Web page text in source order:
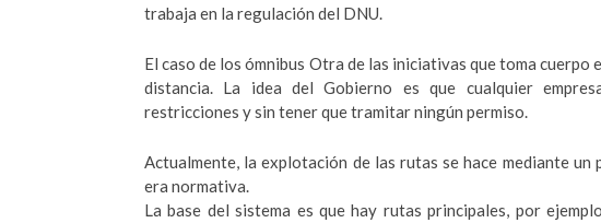
trabaja en la regulación del DNU.
El caso de los ómnibus Otra de las iniciativas que toma cuerpo
distancia. La idea del Gobierno es que cualquier
restricciones y sin tener que tramitar ningún permiso.
Actualmente, la explotación de las rutas se hace mediante un
era normativa.
La base del sistema es que hay rutas principales, por